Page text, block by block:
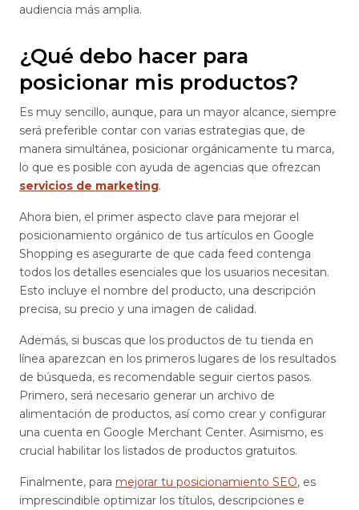
audiencia más amplia.
¿Qué debo hacer para
posicionar mis productos?
Es muy sencillo, aunque, para un mayor alcance, siempre
será preferible contar con varias estrategias que, de
manera simultánea, posicionar orgánicamente tu marca,
lo que es posible con ayuda de agencias que ofrezcan
servicios de marketing.
Ahora bien, el primer aspecto clave para mejorar el
posicionamiento orgánico de tus artículos en Google
Shopping es asegurarte de que cada feed contenga
todos los detalles esenciales que los usuarios necesitan.
Esto incluye el nombre del producto, una descripción
precisa, su precio y una imagen de calidad.
Además, si buscas que los productos de tu tienda en
línea aparezcan en los primeros lugares de los resultados
de búsqueda, es recomendable seguir ciertos pasos.
Primero, será necesario generar un archivo de
alimentación de productos, así como crear y configurar
una cuenta en Google Merchant Center. Asimismo, es
crucial habilitar los listados de productos gratuitos.
Finalmente, para mejorar tu posicionamiento SEO, es
imprescindible optimizar los títulos, descripciones e